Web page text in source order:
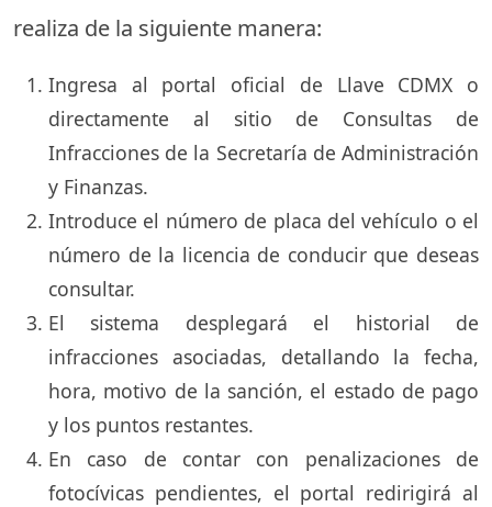
realiza de la siguiente manera:
Ingresa al portal oficial de Llave CDMX o
directamente al sitio de Consultas de
Infracciones de la Secretaría de Administración
y Finanzas.
Introduce el número de placa del vehículo o el
número de la licencia de conducir que deseas
consultar.
El sistema desplegará el historial de
infracciones asociadas, detallando la fecha,
hora, motivo de la sanción, el estado de pago
y los puntos restantes.
En caso de contar con penalizaciones de
fotocívicas pendientes, el portal redirigirá al